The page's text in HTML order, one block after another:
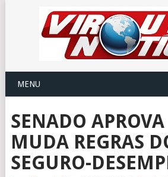
MENU
SENADO
MUDA REGRAS
SEGURO-